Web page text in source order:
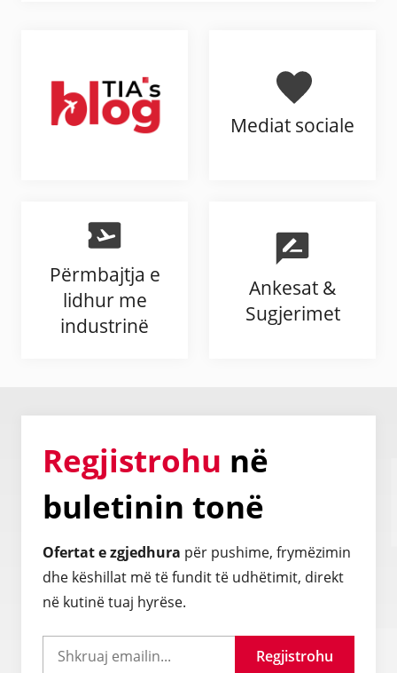
Mediat sociale
Përmbajtja e
lidhur me
industrinë
Ankesat &
Sugjerimet
Regjistrohu në
buletinin tonë
Ofertat e zgjedhura për pushime, frymëzimin
dhe këshillat më të fundit të udhëtimit, direkt
në kutinë tuaj hyrëse.
Regjistrohu